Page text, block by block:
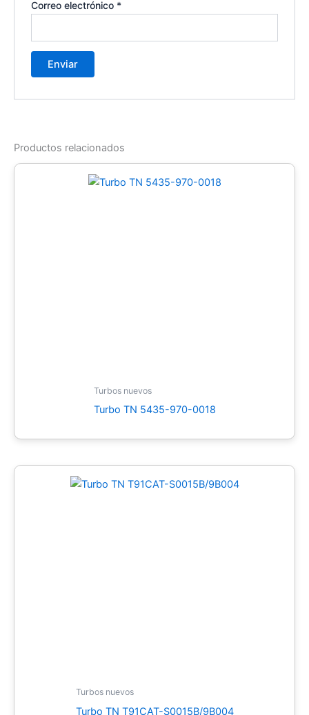
Correo electrónico *
Productos relacionados
Turbos nuevos
Turbo TN 5435-970-0018
Turbos nuevos
Turbo TN T91CAT-S0015B/9B004